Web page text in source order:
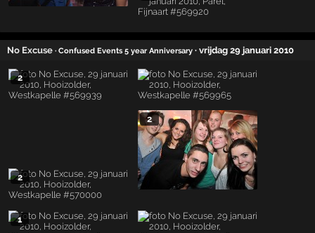
No Excuse · Confused Events 5 year Anniversary · vrijdag 29 januari 2010
2
2
2
1